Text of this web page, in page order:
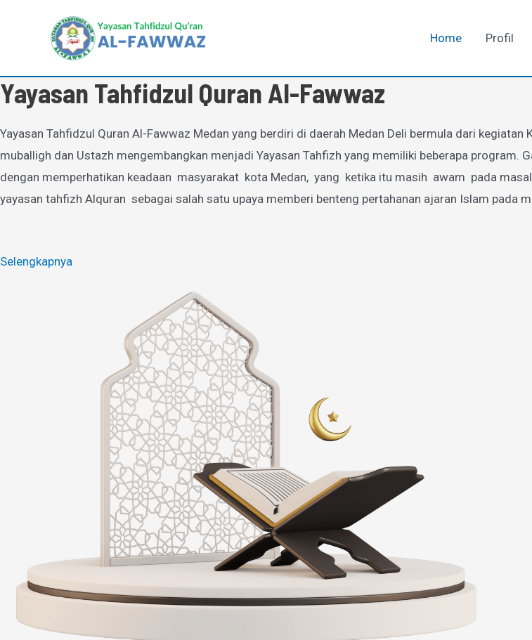
Home Profil
Yayasan Tahfidzul Quran Al-Fawwaz
Yayasan Tahfidzul Quran Al-Fawwaz Medan yang berdiri di daerah Medan Deli bermula dari
muballigh dan Ustazh mengembangkan menjadi Yayasan Tahfizh yang memiliki beberapa program.
dengan memperhatikan keadaan masyarakat kota Medan, yang ketika itu masih awam pada
yayasan tahfizh Alquran sebagai salah satu upaya memberi benteng pertahanan ajaran Islam pada
Selengkapnya